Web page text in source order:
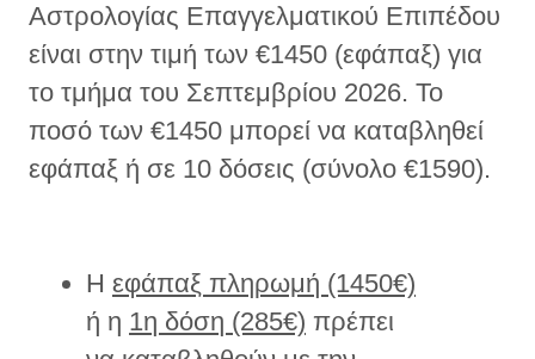
Αστρολογίας Επαγγελματικού Επιπέδου
είναι στην τιμή των €1450 (εφάπαξ) για
το τμήμα του Σεπτεμβρίου 2026. Το
ποσό των €1450 μπορεί να καταβληθεί
εφάπαξ ή σε 10 δόσεις (σύνολο €1590).
Η εφάπαξ πληρωμή (1450€)
ή η 1η δόση (285€) πρέπει